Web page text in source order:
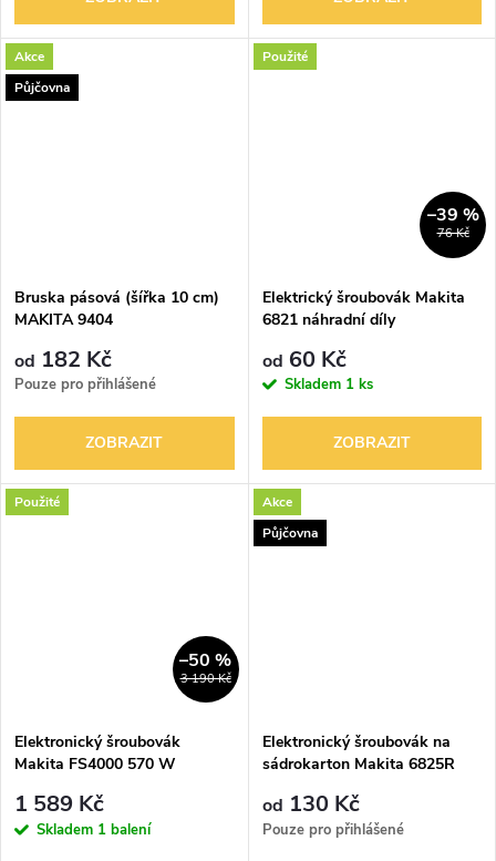
Akce
Půjčovna
Bruska pásová (šířka 10 cm)
MAKITA 9404
od 182 Kč
Pouze pro přihlášené
ZOBRAZIT
Použité
76 Kč
–39 %
Elektrický šroubovák Makita
6821 náhradní díly
od 60 Kč
Skladem 1 ks
ZOBRAZIT
Použité
3 190 Kč
–50 %
Elektronický šroubovák
Makita FS4000 570 W
1 589 Kč
Skladem 1 balení
Akce
Půjčovna
Elektronický šroubovák na
sádrokarton Makita 6825R
od 130 Kč
Pouze pro přihlášené